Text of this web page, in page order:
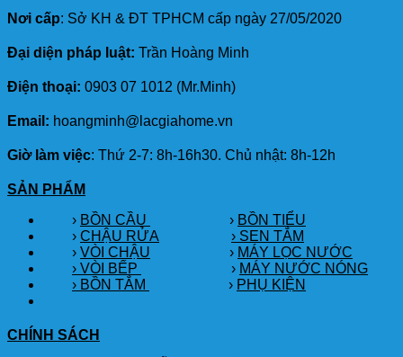
Nơi cấp: Sở KH & ĐT TPHCM cấp ngày 27/05/2020
Đại diện pháp luật: Trần Hoàng Minh
Điện thoại: 0903 07 1012 (Mr.Minh)
Email: hoangminh@lacgiahome.vn
Giờ làm việc: Thứ 2-7: 8h-16h30. Chủ nhật: 8h-12h
SẢN PHẨM
› BỒN CẦU › BỒN TIỂU
› CHẬU RỬA
› SEN TẮM
› VÒI CHẬU › MÁY LỌC NƯỚC
› VÒI BẾP
› MÁY NƯỚC NÓNG
› BỒN TẮM
› PHỤ KIỆN
CHÍNH SÁCH